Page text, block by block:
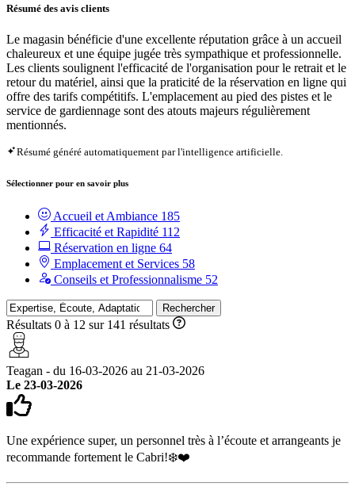
Résumé des avis clients
Le magasin bénéficie d'une excellente réputation grâce à un accueil
chaleureux et une équipe jugée très sympathique et professionnelle.
Les clients soulignent l'efficacité de l'organisation pour le retrait et le
retour du matériel, ainsi que la praticité de la réservation en ligne qui
offre des tarifs compétitifs. L'emplacement au pied des pistes et le
service de gardiennage sont des atouts majeurs régulièrement
mentionnés.
Résumé généré automatiquement par l'intelligence artificielle.
Sélectionner pour en savoir plus
Accueil et Ambiance 185
Efficacité et Rapidité 112
Réservation en ligne 64
Emplacement et Services 58
Conseils et Professionnalisme 52
Rechercher
Résultats 0 à 12 sur 141 résultats
Teagan - du 16-03-2026 au 21-03-2026
Le 23-03-2026
Une expérience super, un personnel très à l’écoute et arrangeants je
recommande fortement le Cabri!❄️❤️